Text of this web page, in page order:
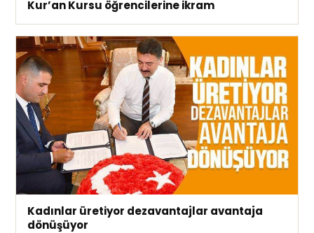
Kur’an Kursu öğrencilerine ikram
Kadınlar üretiyor dezavantajlar avantaja
dönüşüyor